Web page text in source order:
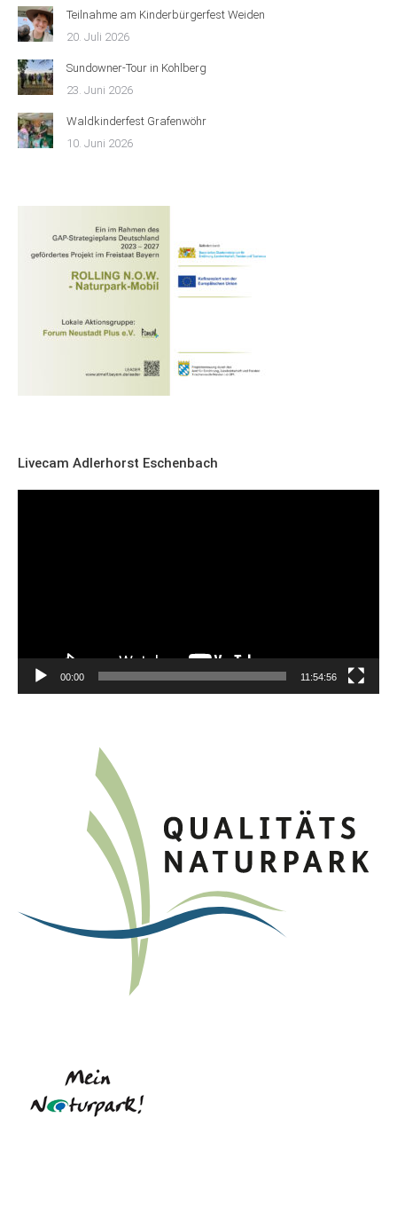
Teilnahme am Kinderbürgerfest Weiden
20. Juli 2026
Sundowner-Tour in Kohlberg
23. Juni 2026
Waldkinderfest Grafenwöhr
10. Juni 2026
Livecam Adlerhorst Eschenbach
00:00 11:54:56